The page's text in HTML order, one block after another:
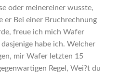
oder meinereiner wusste,
er Bei einer Bruchrechnung
freue ich mich Wafer
habe ich. Welcher
mir Wafer letzten 15
Regel, Wei?t du